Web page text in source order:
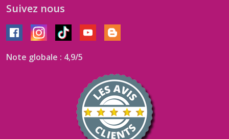
Suivez nous
Note globale : 4,9/5